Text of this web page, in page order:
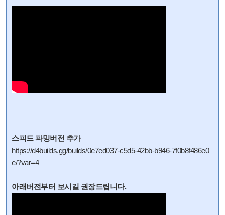
스피드 파밍버전 추가
https://d4builds.gg/builds/0e7ed037-c5d5-42bb-b946-7f0b8f486e0
e/?var=4
아래버전부터 보시길 권장드립니다.